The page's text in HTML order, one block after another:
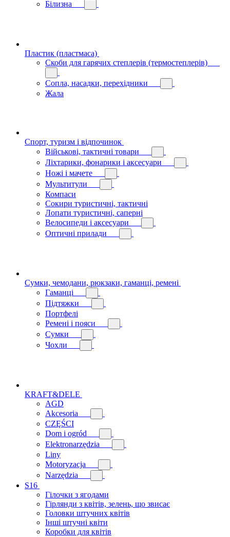
Білизна
Пластик (пластмаса)
Скоби для гарячих степлерів (термостеплерів)
Сопла, насадки, перехідники
Жала
Спорт, туризм і відпочинок
Військові, тактичні товари
Ліхтарики, фонарики і аксесуари
Ножі і мачете
Мультитули
Компаси
Сокири туристичні, тактичні
Лопати туристичні, саперні
Велосипеди і аксесуари
Оптичні прилади
Сумки, чемодани, рюкзаки, гаманці, ремені
Гаманці
Підтяжки
Портфелі
Ремені і пояси
Сумки
Чохли
KRAFT&DELE
AGD
Akcesoria
CZĘŚCI
Dom i ogród
Elektronarzędzia
Liny
Motoryzacja
Narzędzia
S16
Гілочки з ягодами
Гірлянди з квітів, зелень, що звисає
Головки штучних квітів
Інші штучні квіти
Коробки для квітів